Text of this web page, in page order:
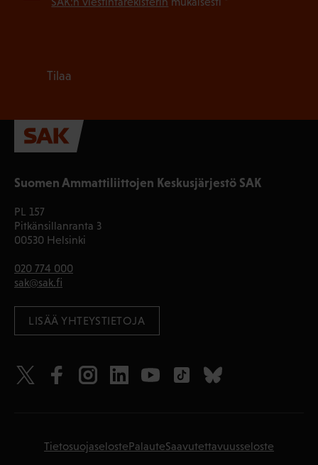
Suomen Ammattiliittojen Keskusjärjestö SAK
PL 157
Pitkänsillanranta 3
00530 Helsinki
020 774 000
sak@sak.fi
LISÄÄ YHTEYSTIETOJA
Tilaa
TietosuojaselostePalauteSaavutettavuusseloste